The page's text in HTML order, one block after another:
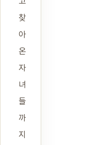
찾
아
온
자
녀
들
까
지